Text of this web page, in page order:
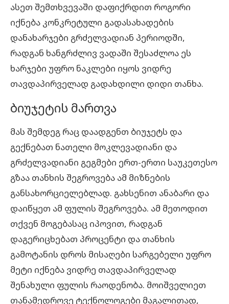
ასეთ შემთხვევაში დაფიქრდით როგორი
იქნება კონკრეტული გადასახადების
დანახარჯები გრძელვადიან პერიოდში,
რადგან ხანგრძლივ ვადაში შესაძლოა ეს
ხარჯები უფრო ნაკლები იყოს ვიდრე
თავდაპირველად გადახდილი დიდი თანხა.
ბიუჯეტის მართვა
მას შემდეგ რაც დაადგენთ ბიუჯეტს და
გექნებათ ნათელი მოკლევადიანი და
გრძელვადიანი გეგმები ერთ-ერთი საუკეთესო
გზაა თანხის შეგროვება ამ მიზნების
განსახორციელებლად. გახსენით ანაბარი და
დაიწყეთ ამ ფულის შეგროვება. ამ მეთოდით
თქვენ მოგებასაც იპოვით, რადგან
დაგერიცხებათ პროცენტი და თანხის
გამოტანის დროს მისაღები სარგებელი უფრო
მეტი იქნება ვიდრე თავდაპირველად
შენახული ფულის რაოდენობა. მოიშველიეთ
თანამედროვე ტექნოლოგები მაგალითად,